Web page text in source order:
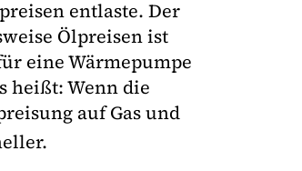
entlaste. Der
Ölpreisen ist
eine Wärmepumpe
heißt: Wenn die
auf Gas und